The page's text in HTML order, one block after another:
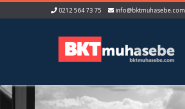
0212 564 73 75 info@bktmuhasebe.com